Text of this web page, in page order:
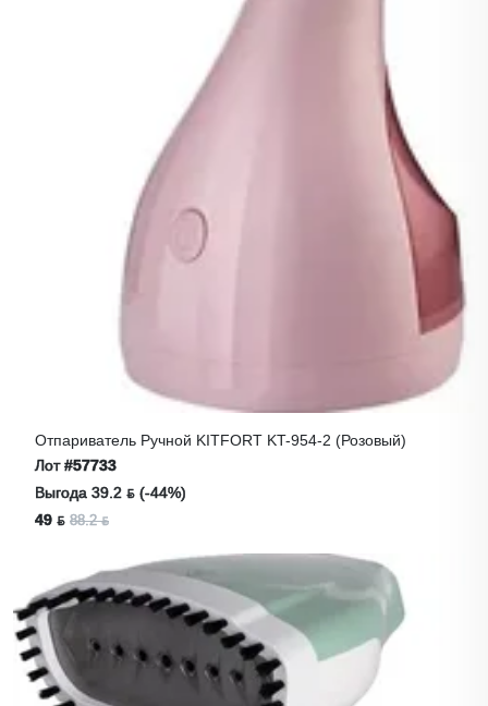
Отпариватель Ручной KITFORT KT-954-2 (розовый)
Лот#57733
Выгода 39.2 ƃ (-44%)
49 ƃ 88.2 ƃ